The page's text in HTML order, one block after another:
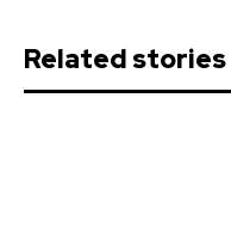
Related stories